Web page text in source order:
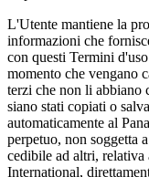
L'Utente mantiene la
informazioni che
con questi Termini
momento che vengano
terzi che non li abbiano
siano stati copiati o
automaticamente al
perpetuo, non soggetta
cedibile ad altri, relativa
International,